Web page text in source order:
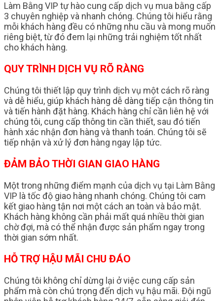
Làm Bằng VIP tự hào cung cấp dịch vụ mua bằng cấp
3 chuyên nghiệp và nhanh chóng. Chúng tôi hiểu rằng
mỗi khách hàng đều có những nhu cầu và mong muốn
riêng biệt, từ đó đem lại những trải nghiệm tốt nhất
cho khách hàng.
QUY TRÌNH DỊCH VỤ RÕ RÀNG
Chúng tôi thiết lập quy trình dịch vụ một cách rõ ràng
và dễ hiểu, giúp khách hàng dễ dàng tiếp cận thông tin
và tiến hành đặt hàng. Khách hàng chỉ cần liên hệ với
chúng tôi, cung cấp thông tin cần thiết, sau đó tiến
hành xác nhận đơn hàng và thanh toán. Chúng tôi sẽ
tiếp nhận và xử lý đơn hàng ngay lập tức.
ĐẢM BẢO THỜI GIAN GIAO HÀNG
Một trong những điểm mạnh của dịch vụ tại Làm Bằng
VIP là tốc độ giao hàng nhanh chóng. Chúng tôi cam
kết giao hàng tận nơi một cách an toàn và bảo mật.
Khách hàng không cần phải mất quá nhiều thời gian
chờ đợi, mà có thể nhận được sản phẩm ngay trong
thời gian sớm nhất.
HỖ TRỢ HẬU MÃI CHU ĐÁO
Chúng tôi không chỉ dừng lại ở việc cung cấp sản
phẩm mà còn chú trọng đến dịch vụ hậu mãi. Đội ngũ